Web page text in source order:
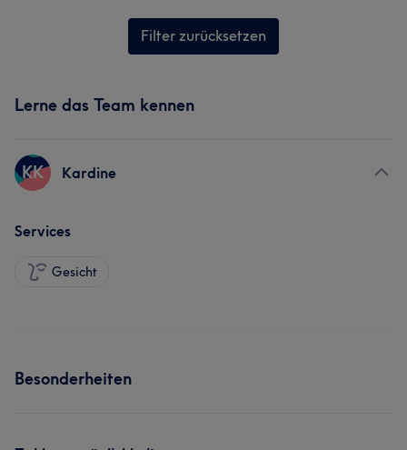
Filter zurücksetzen
Lerne das Team kennen
KK Kardine
Services
Gesicht
Besonderheiten